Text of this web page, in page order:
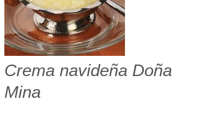
Crema navideña Doña
Mina